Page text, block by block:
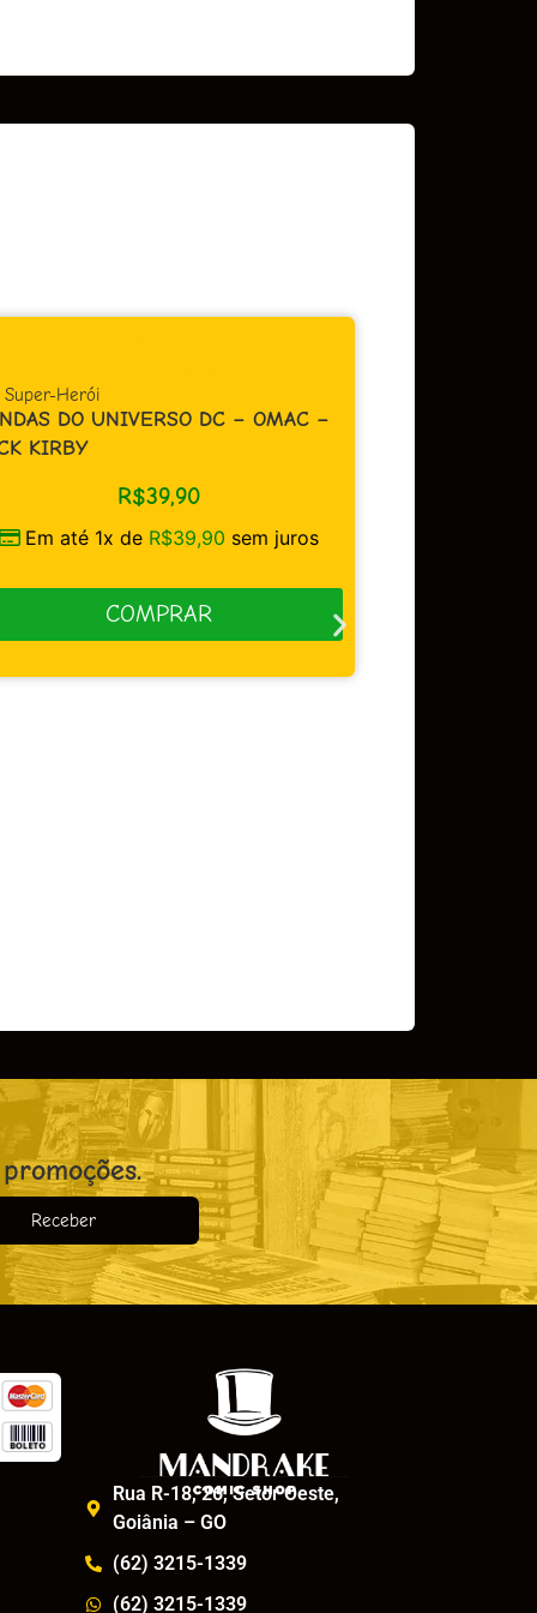
–
juros
ACIDENTE
Em até 3x de
COMPRAR
Receber
Rua R-18, 26, Setor Oeste,
Goiânia – GO
(62) 3215-1339
(62) 3215-1339